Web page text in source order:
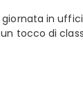
in
tocco di